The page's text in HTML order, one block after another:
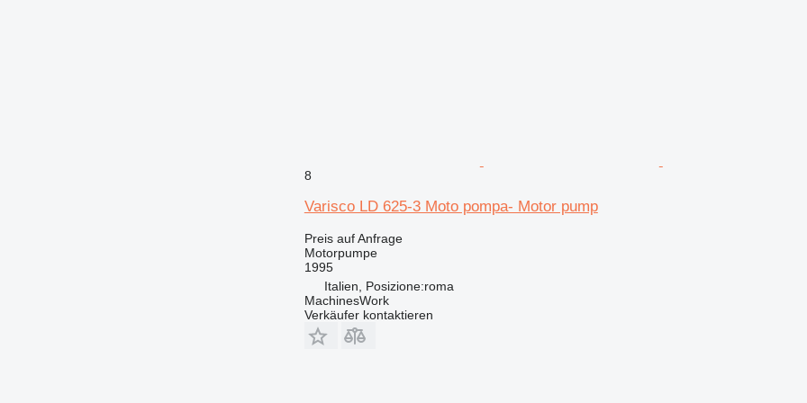
8
Varisco LD 625-3 Moto pompa- Motor pump
Preis auf Anfrage
Motorpumpe
1995
Italien, Posizione:roma
MachinesWork
Verkäufer kontaktieren